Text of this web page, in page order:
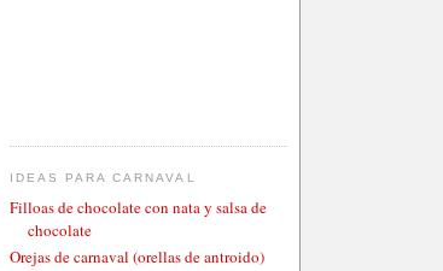
IDEAS PARA CARNAVAL
Filloas de chocolate con nata y salsa de
chocolate
Orejas de carnaval (orellas de antroido)